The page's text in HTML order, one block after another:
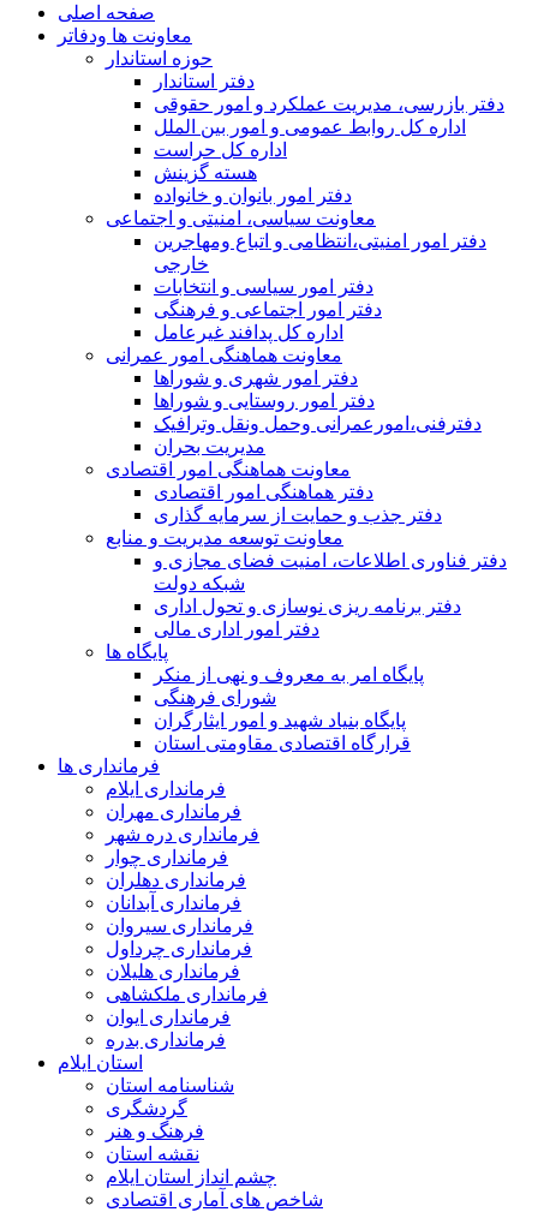
صفحه اصلی
معاونت ها ودفاتر
حوزه استاندار
دفتر استاندار
دفتر بازرسی، مدیریت عملکرد و امور حقوقی
اداره کل روابط عمومی و امور بین الملل
اداره کل حراست
هسته گزینش
دفتر امور بانوان و خانواده
معاونت سیاسی، امنیتی و اجتماعی
دفتر امور امنيتی،انتظامی و اتباع ومهاجرین
خارجی
دفتر امور سیاسی و انتخابات
دفتر امور اجتماعی و فرهنگی
اداره کل پدافند غیرعامل
معاونت هماهنگی امور عمرانی
دفتر امور شهری و شوراها
دفتر امور روستایی و شوراها
دفترفنی،امورعمرانی وحمل ونقل وترافيک
مدیریت بحران
معاونت هماهنگی امور اقتصادی
دفتر هماهنگی امور اقتصادی
دفتر جذب و حمایت از سرمایه گذاری
معاونت توسعه مدیریت و منابع
دفتر فناوری اطلاعات، امنیت فضای مجازی و
شبکه دولت
دفتر برنامه ریزی نوسازی و تحول اداری
دفتر امور اداری مالی
پایگاه ها
پایگاه امر به معروف و نهی از منکر
شورای فرهنگی
پایگاه بنیاد شهید و امور ایثارگران
قرارگاه اقتصادی مقاومتی استان
فرمانداری ها
فرمانداری ایلام
فرمانداری مهران
فرمانداری دره شهر
فرمانداری چوار
فرمانداری دهلران
فرمانداری آبدانان
فرمانداری سیروان
فرمانداری چرداول
فرمانداری هلیلان
فرمانداری ملکشاهی
فرمانداری ایوان
فرمانداری بدره
استان ایلام
شناسنامه استان
گردشگری
فرهنگ و هنر
نقشه استان
چشم انداز استان ایلام
شاخص های آماری اقتصادی